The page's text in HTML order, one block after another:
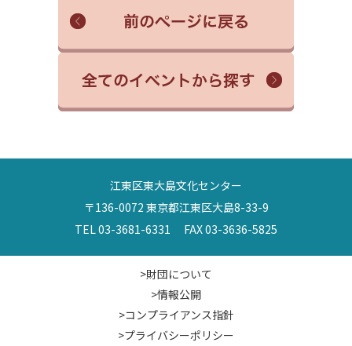
江東区東大島文化センター
〒136-0072 東京都江東区大島8-33-9
TEL 03-3681-6331 FAX 03-3636-5825
>財団について
>情報公開
>コンプライアンス指針
>プライバシーポリシー